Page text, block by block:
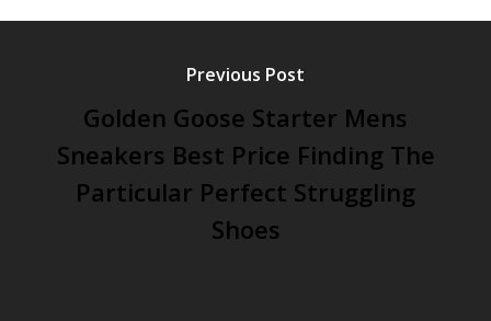
Previous Post
Golden Goose Starter Mens
Sneakers Best Price Finding The
Particular Perfect Struggling
Shoes